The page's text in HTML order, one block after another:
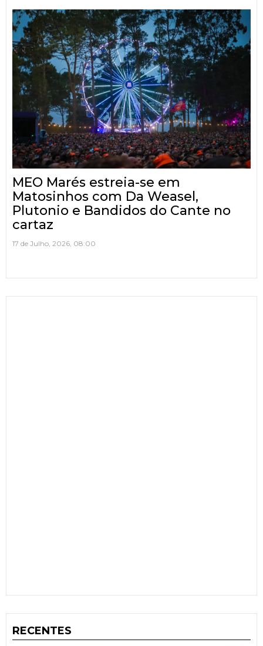
MEO Marés estreia-se em
Matosinhos com Da Weasel,
Plutonio e Bandidos do Cante no
cartaz
17 de Julho, 2026, 08:00
RECENTES